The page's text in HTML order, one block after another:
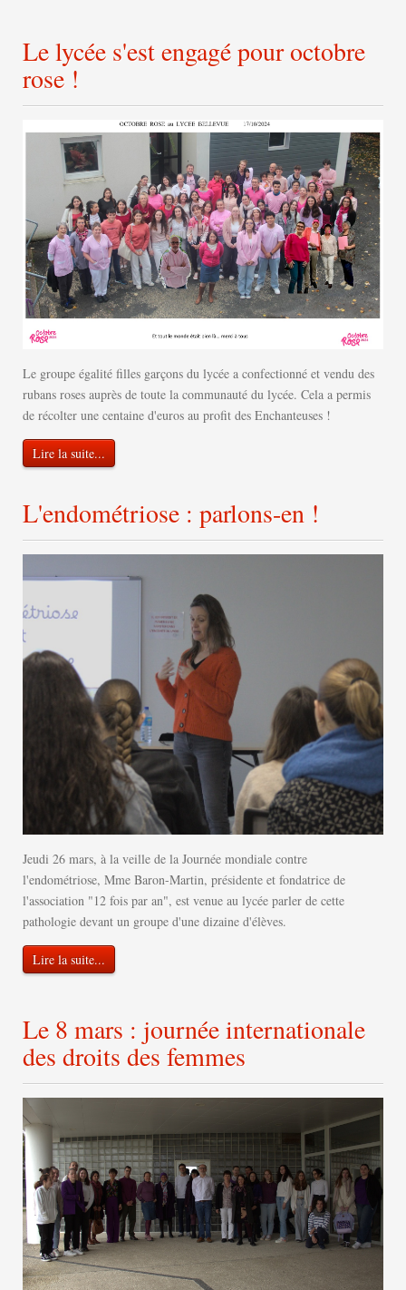
Le lycée s'est engagé pour octobre
rose ! ​
Le groupe égalité filles garçons du lycée a confectionné et vendu des
rubans roses auprès de toute la communauté du lycée. Cela a permis
de récolter une centaine d'euros au profit des Enchanteuses !
Lire la suite...
L'endométriose : parlons-en !
Jeudi 26 mars, à la veille de la Journée mondiale contre
l'endométriose, Mme Baron-Martin, présidente et fondatrice de
l'association "12 fois par an", est venue au lycée parler de cette
pathologie devant un groupe d'une dizaine d'élèves.
Lire la suite...
Le 8 mars : journée internationale
des droits des femmes